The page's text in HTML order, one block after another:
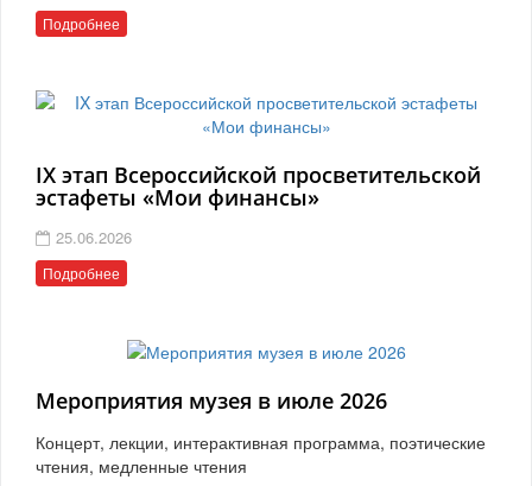
Подробнее
IX этап Всероссийской просветительской
эстафеты «Мои финансы»
25.06.2026
Подробнее
Мероприятия музея в июле 2026
Концерт, лекции, интерактивная программа, поэтические
чтения, медленные чтения